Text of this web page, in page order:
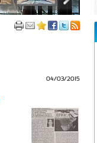
04/03/2015